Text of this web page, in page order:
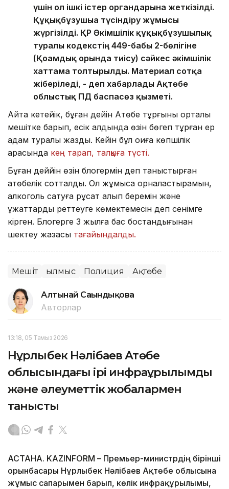
үшін ол ішкі істер органдарына жеткізілді.
Құқықбұзушыға түсіндіру жұмысы
жүргізілді. ҚР Әкімшілік құқықбұзушылық
туралы кодекстің 449-бабы 2-бөлігіне
(Қоғамдық орында тиісу) сәйкес әкімшілік
хаттама толтырылды. Материал сотқа
жіберіледі, - деп хабарлады Ақтөбе
облыстық ПД баспасөз қызметі.
Айта кетейік, бұған дейін Ақтөбе тұрғыны орталық
мешітке барып, есік алдында өзін бөгеп тұрған ер
адам туралы жазды. Кейін бұл оқиға көпшілік
арасында кең тарап, талқыға түсті.
Бұған деййін өзін блогермін деп таныстырған
ақтөбелік сотталды. Ол жұмысқа орналастырамын,
алкоголь сатуға рұқсат алып беремін және
құжаттарды реттеуге көмектемесін деп сенімге
кірген. Блогерге 3 жылға бас бостандығынан
шектеу жазасы тағайындалды.
Мешіт Қылмыс Полиция Ақтөбе
Алтынай Сағындықова
Авторлар
13:18, 05 Тамыз 2026
Нұрлыбек Нәлібаев Ақтөбе
облысындағы ірі инфрақұрылымдық
және әлеуметтік жобалармен
танысты
АСТАНА. KAZINFORM – Премьер-министрдің бірінші
орынбасары Нұрлыбек Нәлібаев Ақтөбе облысына
жұмыс сапарымен барып, көлік инфрақұрылымы,